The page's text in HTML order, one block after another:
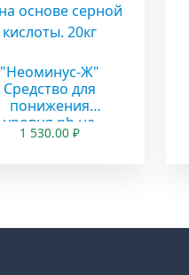
"Неоминус-Ж"
Средство для
понижения
уровня ph на
основе серной
1 530.00 ₽